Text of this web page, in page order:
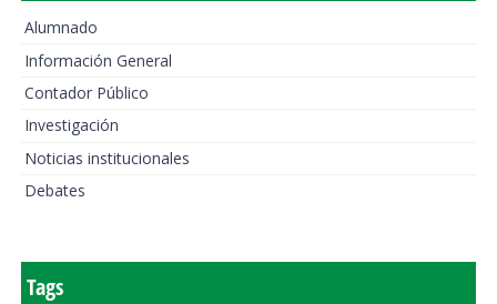
Alumnado
Información General
Contador Público
Investigación
Noticias institucionales
Debates
Tags